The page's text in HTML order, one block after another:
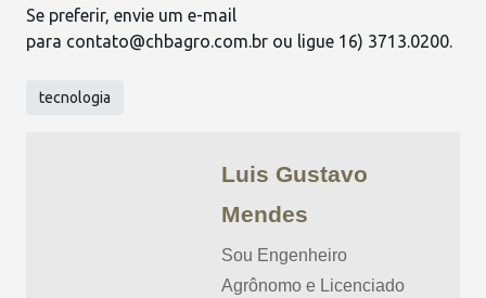
Se preferir, envie um e-mail
para contato@chbagro.com.br ou ligue 16) 3713.0200.
tecnologia
Luis Gustavo
Mendes
Sou Engenheiro
Agrônomo e Licenciado